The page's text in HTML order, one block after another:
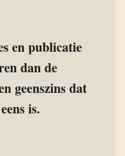
en publicatie
dan de
geenszins dat
is.